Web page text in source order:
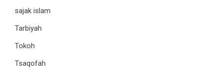
sajak islam
Tarbiyah
Tokoh
Tsaqofah